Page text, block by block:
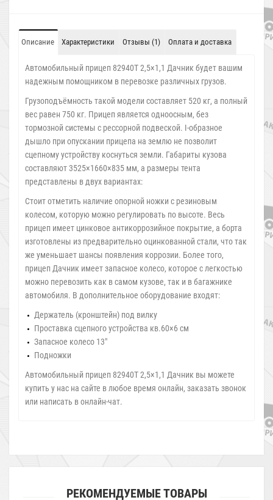
Описание Характеристики Отзывы (1) Оплата и доставка
Автомобильный прицеп 82940Т 2,5×1,1 Дачник будет вашим
надежным помощником в перевозке различных грузов.
Грузоподъёмность такой модели составляет 520 кг, а полный
вес равен 750 кг. Прицеп является одноосным, без
тормозной системы с рессорной подвеской. I-образное
дышло при опускании прицепа на землю не позволит
сцепному устройству коснуться земли. Габариты кузова
составляют 3525×1660×835 мм, а размеры тента
представлены в двух вариантах:
Стоит отметить наличие опорной ножки с резиновым
колесом, которую можно регулировать по высоте. Весь
прицеп имеет цинковое антикоррозийное покрытие, а борта
изготовлены из предварительно оцинкованной стали, что так
же уменьшает шансы появления коррозии. Более того,
прицеп Дачник имеет запасное колесо, которое с легкостью
можно перевозить как в самом кузове, так и в багажнике
автомобиля. В дополнительное оборудование входят:
Держатель (кронштейн) под вилку
Проставка сцепного устройства кв.60×6 см
Запасное колесо 13″
Подножки
Автомобильный прицеп 82940Т 2,5×1,1 Дачник вы можете
купить у нас на сайте в любое время онлайн, заказать звонок
или написать в онлайн-чат.
РЕКОМЕНДУЕМЫЕ ТОВАРЫ